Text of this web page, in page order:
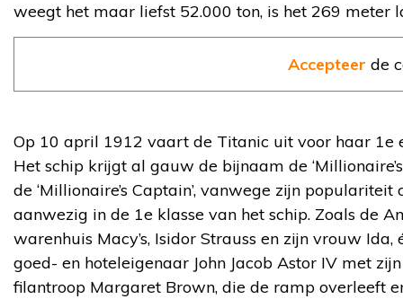
weegt het maar liefst 52.000 ton, is het 269 meter
Accepteer de
Op 10 april 1912 vaart de Titanic uit voor haar 1e
Het schip krijgt al gauw de bijnaam de
de ‘Millionaire’s Captain’, vanwege zijn
aanwezig in de 1e klasse van het schip. Zoals de
warenhuis Macy’s, Isidor Strauss en zijn vrouw
goed- en hoteleigenaar John Jacob Astor IV met
filantroop Margaret Brown, die de ramp overleeft